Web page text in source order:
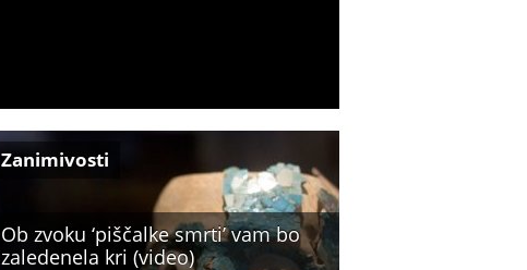
Ob zvoku ‘piščalke smrti’ vam bo
zaledenela kri (video)
Zanimivosti